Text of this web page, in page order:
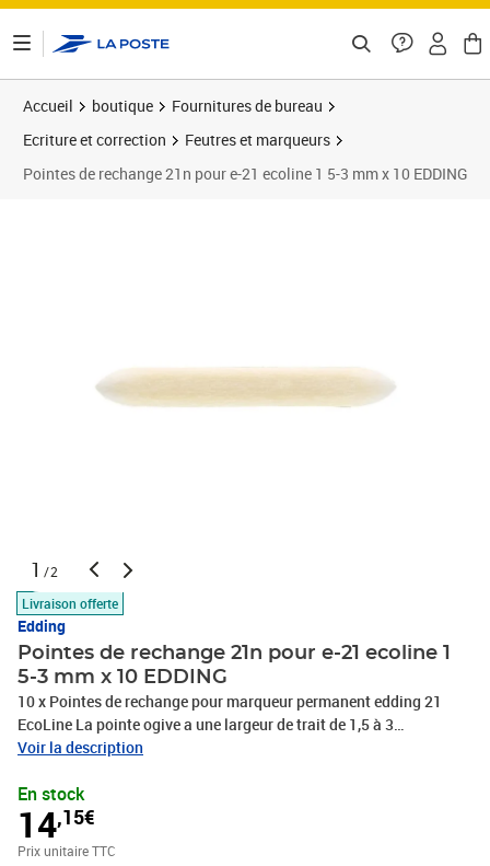
Accueil boutique
Fournitures de bureau
Ecriture et correction
Feutres et marqueurs
Pointes de rechange 21n pour e-21 ecoline 1 5-3 mm x 10 EDDING
1 /2
Livraison offerte
Edding
Pointes de rechange 21n pour e-21 ecoline 1
5-3 mm x 10 EDDING
10 x Pointes de rechange pour marqueur permanent edding 21
EcoLine La pointe ogive a une largeur de trait de 1,5 à 3
mmL'utilisation de pointes de rechange est éco-responsable, car
remplaçant la pointe, plutôt que d'acheter un nouveau marqueur
Utilisez toute l'encre restante lorsque la pointe est usée Produit de
marque haut de gamme, PHOTOS NON CONTRACTUELLES
Voir la description
En stock
14,15€
Prix unitaire TTC